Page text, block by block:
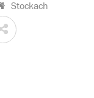
Stockach